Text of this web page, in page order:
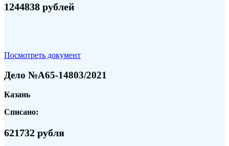
1244838 рублей
Посмотреть документ
Дело №А65-14803/2021
Казань
Списано:
621732 рубля